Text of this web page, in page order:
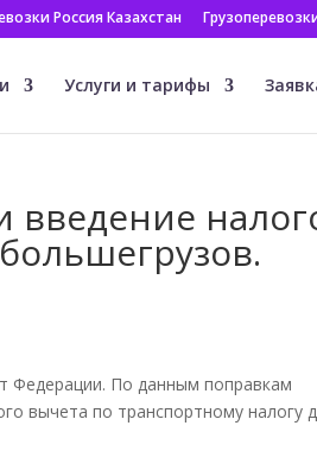
Россия Казахстан
Услуги и тарифы
введение
Федерации. По данным поправкам
вычета по транспортному налогу